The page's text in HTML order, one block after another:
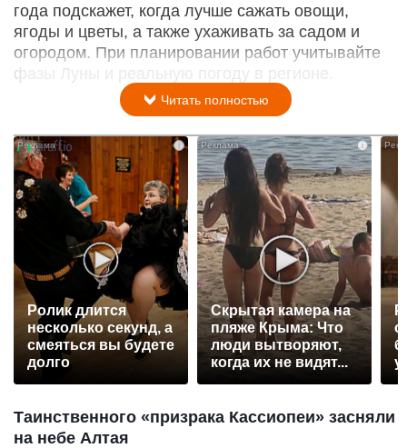
года подскажет, когда лучше сажать овощи,
ягоды и цветы, а также ухаживать за садом и
огородом. При планировании работ учитывайте
фазы Луны и реальную погоду в регионе.
Читать полностью
Ролик длится
несколько секунд, а
смеяться вы будете
долго
i
Скрытая камера на
пляже Крыма: Что
люди вытворяют,
когда их не видят...
Таинственного «призрака Кассиопеи» засняли
на небе Алтая